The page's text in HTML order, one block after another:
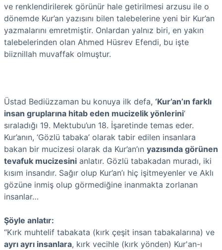
ve renklendirilerek görünür hale getirilmesi arzusu ile o
dönemde Kur’an yazısını bilen talebelerine yeni bir Kur’an
yazmalarını emretmiştir. Onlardan yalnız biri, en yakın
talebelerinden olan Ahmed Hüsrev Efendi, bu işte
biiznillah muvaffak olmuştur.
Üstad Bediüzzaman bu konuya ilk defa, ‘Kur’an’ın farklı
insan gruplarına hitab eden mucizelik yönlerini’
sıraladığı 19. Mektubu’un 18. İşaretinde temas eder.
Kur’anın, ‘Gözlü tabaka’ olarak tabir edilen insanlara
bakan bir mucizesi olarak da Kur’an’ın yazısında görünen
tevafuk mucizesini anlatır. Gözlü tabakadan muradı, iki
kısım insandır. Sağır olup Kur’an’ı hiç işitmeyenler ve Aklı
gözüne inmiş olup görmediğine inanmakta zorlanan
insanlar…
Şöyle anlatır:
“Kırk muhtelif tabakata (kırk çeşit insan tabakalarına) ve
ayrı ayrı insanlara, kırk vecihle (kırk yönden) Kur'an-ı